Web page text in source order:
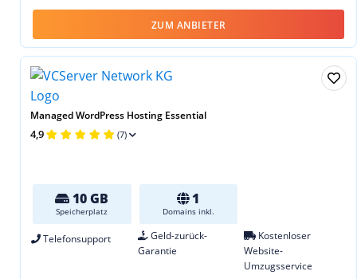
ZUM ANBIETER
Managed WordPress Hosting Essential
4,9 (7)
10 GB
Speicherplatz
1
Domains inkl.
Telefonsupport
Geld-zurück-
Garantie
Kostenloser
Website-
Umzugsservice